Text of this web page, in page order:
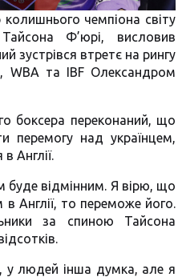
чемпіона світу
Тайсона Ф’юрі, висловив
зустрівся втретє на рингу
WBA та IBF Олександром
боксера переконаний, що
перемогу над українцем,
Англії.
відмінним. Я вірю, що
Англії, то переможе його.
за спиною Тайсона
у людей інша думка, але я